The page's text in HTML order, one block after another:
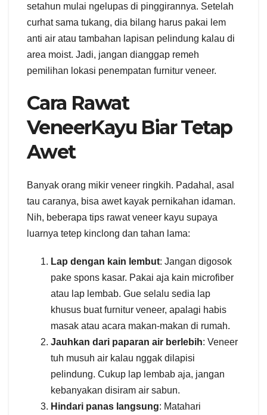
setahun mulai ngelupas di pinggirannya. Setelah
curhat sama tukang, dia bilang harus pakai lem
anti air atau tambahan lapisan pelindung kalau di
area moist. Jadi, jangan dianggap remeh
pemilihan lokasi penempatan furnitur veneer.
Cara Rawat
VeneerKayu Biar Tetap
Awet
Banyak orang mikir veneer ringkih. Padahal, asal
tau caranya, bisa awet kayak pernikahan idaman.
Nih, beberapa tips rawat veneer kayu supaya
luarnya tetep kinclong dan tahan lama:
Lap dengan kain lembut: Jangan digosok
pake spons kasar. Pakai aja kain microfiber
atau lap lembab. Gue selalu sedia lap
khusus buat furnitur veneer, apalagi habis
masak atau acara makan-makan di rumah.
Jauhkan dari paparan air berlebih: Veneer
tuh musuh air kalau nggak dilapisi
pelindung. Cukup lap lembab aja, jangan
kebanyakan disiram air sabun.
Hindari panas langsung: Matahari